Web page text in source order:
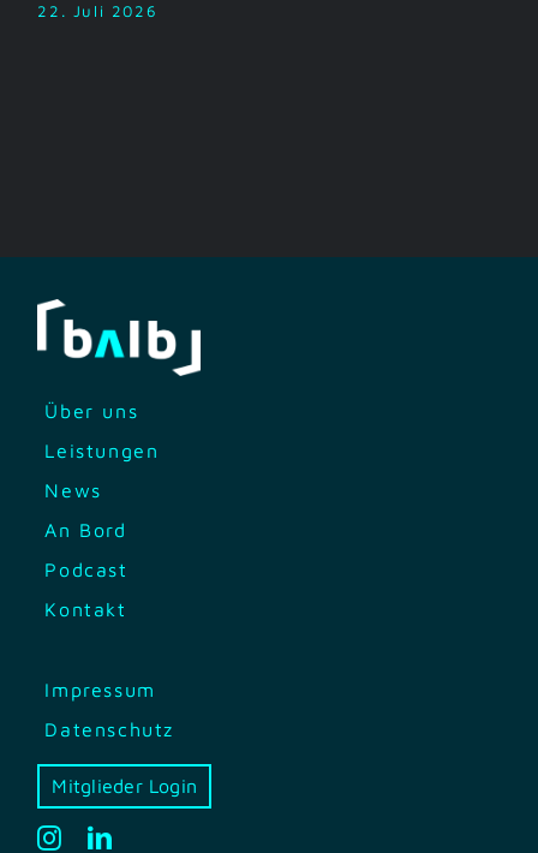
22. Juli 2026
Über uns
Leistungen
News
An Bord
Podcast
Kontakt
Impressum
Datenschutz
Mitglieder Login